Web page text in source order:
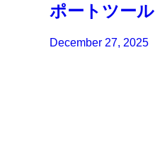
ポートツール
December 27, 2025